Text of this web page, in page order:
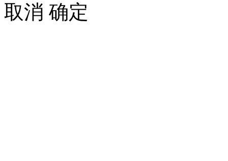
取消 确定